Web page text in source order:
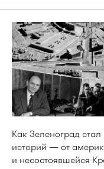
Как Зеленоград
историй — от
и несостоявшейся